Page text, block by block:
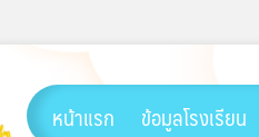
หน้าแรก ข้อมูลโรงเรียน